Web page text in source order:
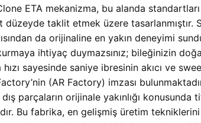
ETA mekanizma, bu alanda
düzeyde taklit etmek üzere
da orijinaline en yakın deneyimi
ihtiyaç duymazsınız; bileğinizin
sayesinde saniye ibresinin akıcı ve
(AR Factory) imzası
parçaların orijinale yakınlığı
Bu fabrika, en gelişmiş üretim